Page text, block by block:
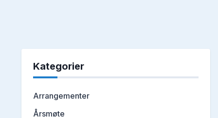
Kategorier
Arrangementer
Årsmøte